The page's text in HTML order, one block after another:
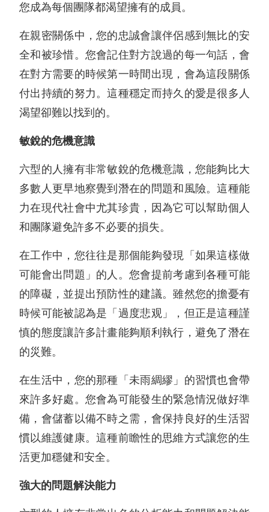
您成為每個團隊都渴望擁有的成員。
在親密關係中，您的忠誠會讓伴侶感到無比的安
全和被珍惜。您會記住對方說過的每一句話，會
在對方需要的時候第一時間出現，會為這段關係
付出持續的努力。這種穩定而持久的愛是很多人
渴望卻難以找到的。
敏銳的危機意識
六型的人擁有非常敏銳的危機意識，您能夠比大
多數人更早地察覺到潛在的問題和風險。這種能
力在現代社會中尤其珍貴，因為它可以幫助個人
和團隊避免許多不必要的損失。
在工作中，您往往是那個能夠發現「如果這樣做
可能會出問題」的人。您會提前考慮到各種可能
的障礙，並提出預防性的建議。雖然您的擔憂有
時候可能被認為是「過度悲观」，但正是這種謹
慎的態度讓許多計畫能夠順利執行，避免了潛在
的災難。
在生活中，您的那種「未雨綢繆」的習慣也會帶
來許多好處。您會為可能發生的緊急情況做好準
備，會儲蓄以備不時之需，會保持良好的生活習
慣以維護健康。這種前瞻性的思維方式讓您的生
活更加穩健和安全。
強大的問題解決能力